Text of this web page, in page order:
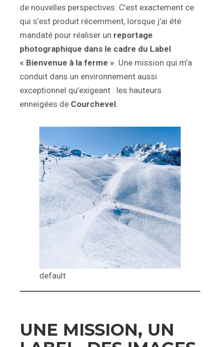
de nouvelles perspectives. C’est exactement ce
qui s’est produit récemment, lorsque j’ai été
mandaté pour réaliser un reportage
photographique dans le cadre du Label
« Bienvenue à la ferme ». Une mission qui m’a
conduit dans un environnement aussi
exceptionnel qu’exigeant : les hauteurs
enneigées de Courchevel.
default
UNE MISSION, UN